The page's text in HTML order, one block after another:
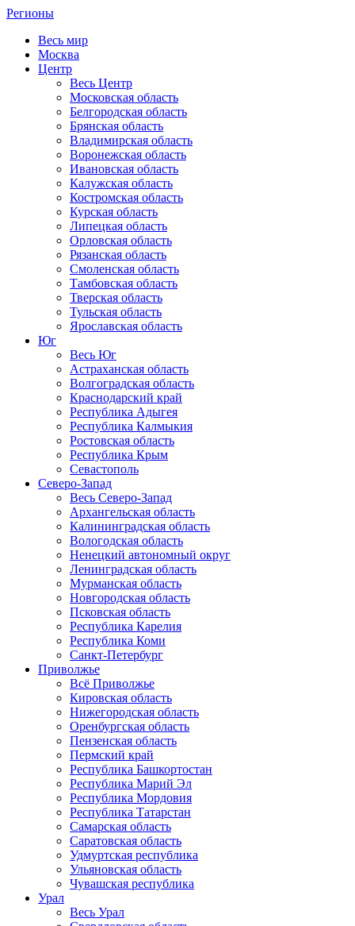
Регионы
Весь мир
Москва
Центр
Весь Центр
Московская область
Белгородская область
Брянская область
Владимирская область
Воронежская область
Ивановская область
Калужская область
Костромская область
Курская область
Липецкая область
Орловская область
Рязанская область
Смоленская область
Тамбовская область
Тверская область
Тульская область
Ярославская область
Юг
Весь Юг
Астраханская область
Волгоградская область
Краснодарский край
Республика Адыгея
Республика Калмыкия
Ростовская область
Республика Крым
Севастополь
Северо-Запад
Весь Северо-Запад
Архангельская область
Калининградская область
Вологодская область
Ненецкий автономный округ
Ленинградская область
Мурманская область
Новгородская область
Псковская область
Республика Карелия
Республика Коми
Санкт-Петербург
Приволжье
Всё Приволжье
Кировская область
Нижегородская область
Оренбургская область
Пензенская область
Пермский край
Республика Башкортостан
Республика Марий Эл
Республика Мордовия
Республика Татарстан
Самарская область
Саратовская область
Удмуртская республика
Ульяновская область
Чувашская республика
Урал
Весь Урал